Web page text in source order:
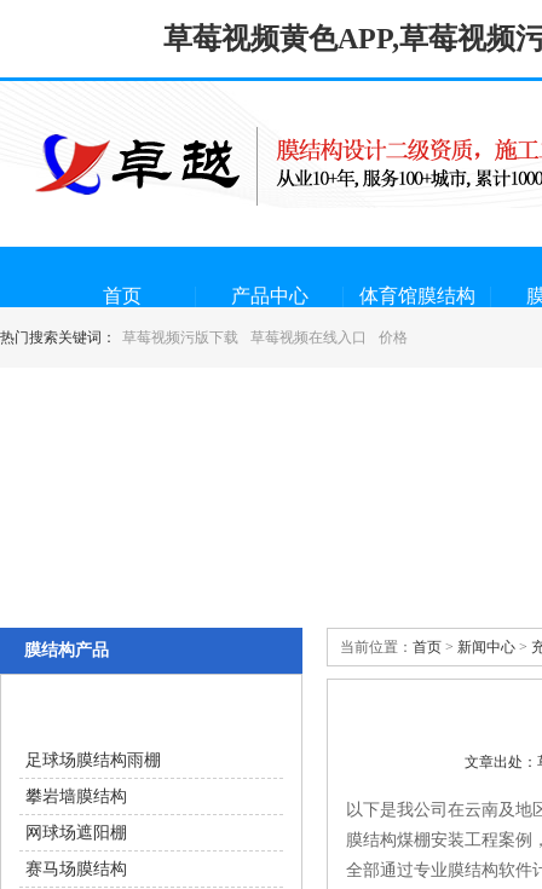
草莓视频黄色APP,草莓视频
首页 产品中心 体育馆膜结构
热门搜索关键词： 草莓视频污版下载 草莓视频在线入口 价格
当前位置： 首页 > 新闻中心 >
文章出处
以下是我公司在云南及地
膜结构煤棚安装工程案例
全部通过专业膜结构软件计算
膜结构产品
足球场膜结构雨棚
攀岩墙膜结构
网球场遮阳棚
赛马场膜结构